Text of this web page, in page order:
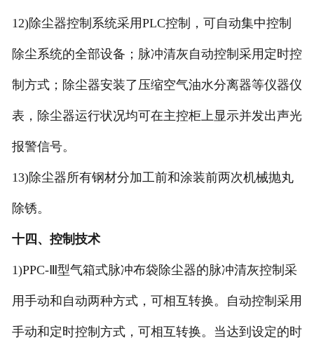
12)除尘器控制系统采用PLC控制，可自动集中控制
除尘系统的全部设备；脉冲清灰自动控制采用定时控
制方式；除尘器安装了压缩空气油水分离器等仪器仪
表，除尘器运行状况均可在主控柜上显示并发出声光
报警信号。
13)除尘器所有钢材分加工前和涂装前两次机械抛丸
除锈。
十四、控制技术
1)PPC-Ⅲ型气箱式脉冲布袋除尘器的脉冲清灰控制采
用手动和自动两种方式，可相互转换。自动控制采用
手动和定时控制方式，可相互转换。当达到设定的时